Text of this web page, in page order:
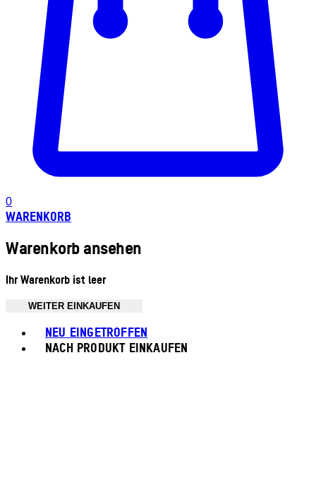
0
WARENKORB
Warenkorb ansehen
Ihr Warenkorb ist leer
WEITER EINKAUFEN
NEU EINGETROFFEN
NACH PRODUKT EINKAUFEN